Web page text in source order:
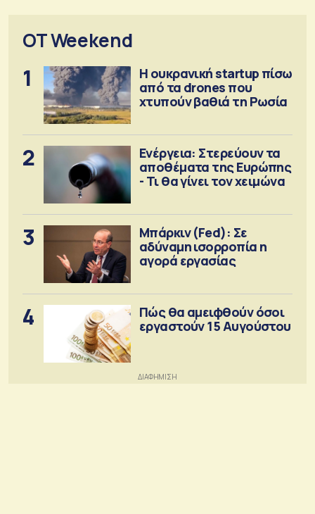
OT Weekend
1
Η ουκρανική startup πίσω
από τα drones που
χτυπούν βαθιά τη Ρωσία
2
Ενέργεια: Στερεύουν τα
αποθέματα της Ευρώπης
- Τι θα γίνει τον χειμώνα
3
Μπάρκιν (Fed): Σε
αδύναμη ισορροπία η
αγορά εργασίας
4
Πώς θα αμειφθούν όσοι
εργαστούν 15 Αυγούστου